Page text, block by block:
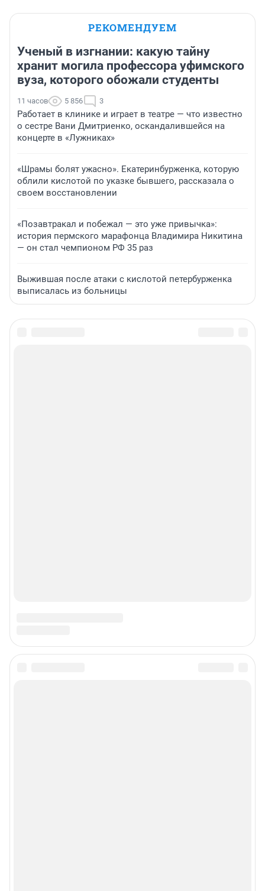
РЕКОМЕНДУЕМ
Ученый в изгнании: какую тайну
хранит могила профессора уфимского
вуза, которого обожали студенты
11 часов 5 856 3
Работает в клинике и играет в театре — что известно
о сестре Вани Дмитриенко, оскандалившейся на
концерте в «Лужниках»
«Шрамы болят ужасно». Екатеринбурженка, которую
облили кислотой по указке бывшего, рассказала о
своем восстановлении
«Позавтракал и побежал — это уже привычка»:
история пермского марафонца Владимира Никитина
— он стал чемпионом РФ 35 раз
Выжившая после атаки с кислотой петербурженка
выписалась из больницы